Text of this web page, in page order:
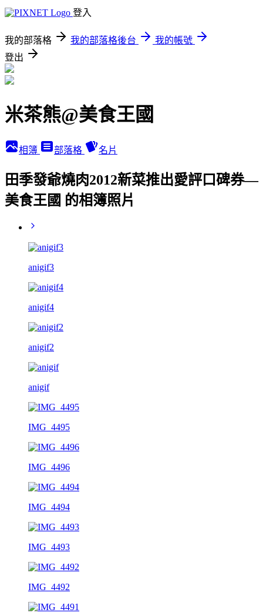
登入
我的部落格 我的部落格後台
我的帳號
登出
米茶熊@美食王國
相簿 部落格 名片
田季發爺燒肉2012新菜推出愛評口碑券—
美食王國 的相簿照片
anigif3
anigif4
anigif2
anigif
IMG_4495
IMG_4496
IMG_4494
IMG_4493
IMG_4492